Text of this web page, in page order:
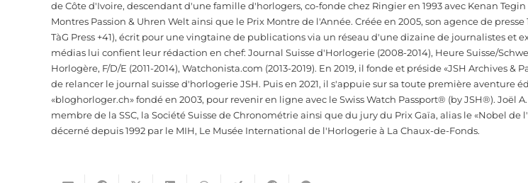
de Côte d'Ivoire, descendant d'une famille d'horlogers, co-fonde chez Ringier en 1993 avec Kenan
Montres Passion & Uhren Welt ainsi que le Prix Montre de l'Année. Créée en 2005, son agence de presse
TàG Press +41), écrit pour une vingtaine de publications via un réseau d'une dizaine de journalistes et
médias lui confient leur rédaction en chef: Journal Suisse d'Horlogerie (2008-2014), Heure Suisse/
Horlogère, F/D/E (2011-2014), Watchonista.com (2013-2019). En 2019, il fonde et préside «JSH Archives &
de relancer le journal suisse d'horlogerie JSH. Puis en 2021, il s'appuie sur sa toute première aventure
«bloghorloger.ch» fondé en 2003, pour revenir en ligne avec le Swiss Watch Passport® (by JSH®). Joël
membre de la SSC, la Société Suisse de Chronométrie ainsi que du jury du Prix Gaïa, alias le «Nobel de
décerné depuis 1992 par le MIH, Le Musée International de l'Horlogerie à La Chaux-de-Fonds.